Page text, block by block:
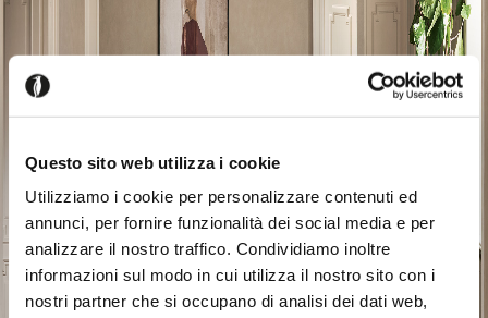
Questo sito web utilizza i cookie
Utilizziamo i cookie per personalizzare contenuti ed
annunci, per fornire funzionalità dei social media e per
analizzare il nostro traffico. Condividiamo inoltre
informazioni sul modo in cui utilizza il nostro sito con i
nostri partner che si occupano di analisi dei dati web,